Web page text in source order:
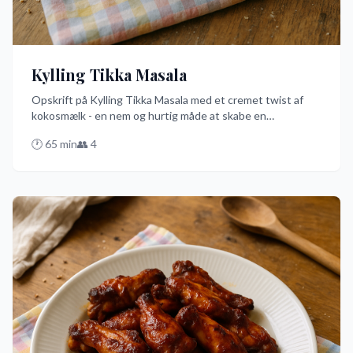
Kylling Tikka Masala
Opskrift på Kylling Tikka Masala med et cremet twist af
kokosmælk - en nem og hurtig måde at skabe en
gæster eller bare nyde en lækker middag med ris eller
🕐65 min👥 4